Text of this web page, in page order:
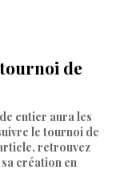
de
entier aura les
le tournoi de
retrouvez
création en